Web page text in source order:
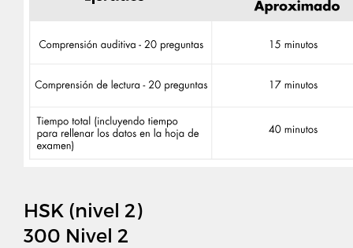
HSK (nivel 2)
300 Nivel 2